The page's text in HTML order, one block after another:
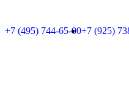
+7 (495) 744-65-00+7 (925)